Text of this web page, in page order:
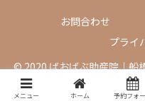
お問合わせ
プライ
© 2020 ばおばぶ助産院｜船
メニュー ホーム 予約フォ